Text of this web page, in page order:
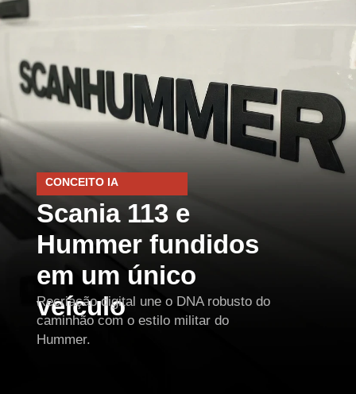
CONCEITO IA
Scania 113 e
Hummer fundidos
em um único
veículo
Recriação digital une o DNA robusto do
caminhão com o estilo militar do
Hummer.